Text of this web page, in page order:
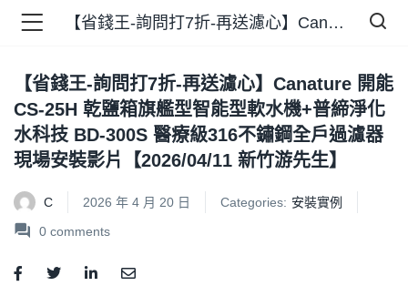
)
)
)
王 )
【省錢王-詢問打7折-再送濾心】Canature 開能 CS-25H 乾鹽箱旗艦型智能型軟水機+普締淨化水科技 BD-300S 醫療級316不鏽鋼全戶過濾器 現場安裝影片【2026/04/11 新竹游先生】
【省錢王-詢問打7折-再送濾心】Canature 開能
CS-25H 乾鹽箱旗艦型智能型軟水機+普締淨化
水科技 BD-300S 醫療級316不鏽鋼全戶過濾器
現場安裝影片【2026/04/11 新竹游先生】
C 2026 年 4 月 20 日 Categories: 安裝實例
0 comments